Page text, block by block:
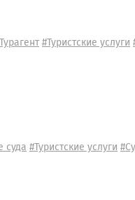
#Туристские услуги
суда#Туристские услуги